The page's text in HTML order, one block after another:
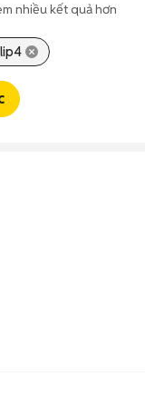
nhiều kết quả hơn